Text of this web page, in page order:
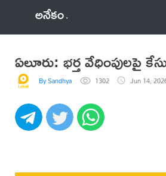
అనేకం
ఏలూరు: భర్త వేధింపులపై
By Sandhya 1302 Jun 14,